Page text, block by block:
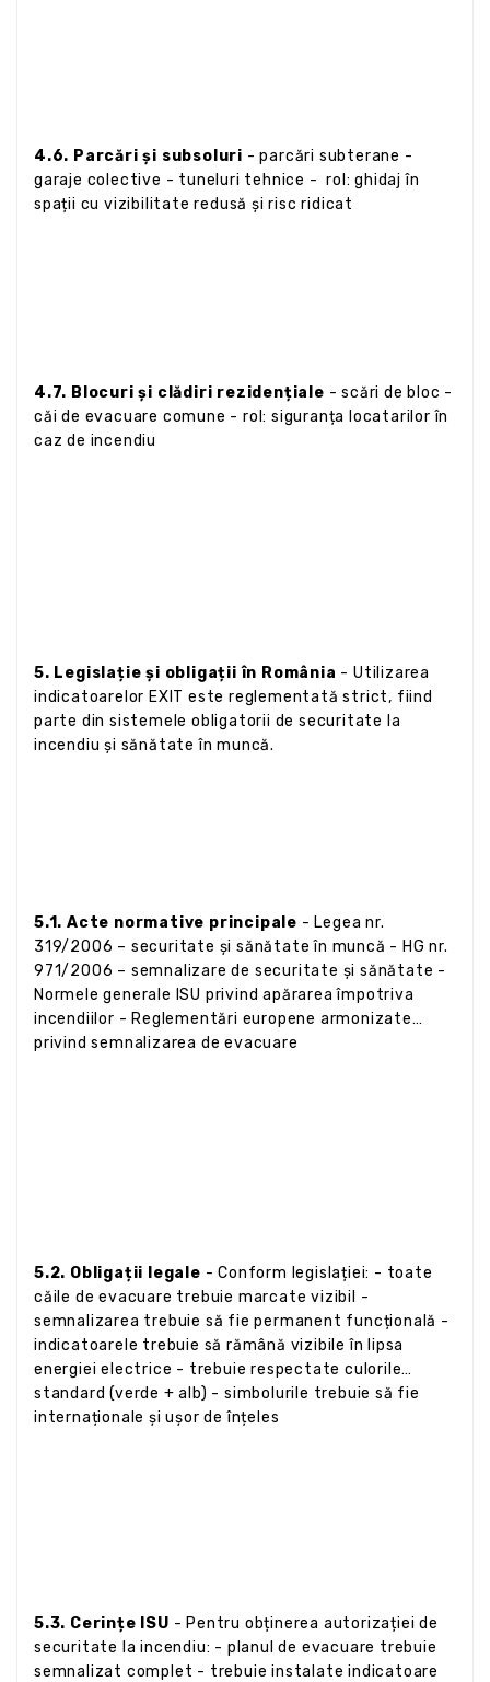
4.6. Parcări și subsoluri - parcări subterane -
garaje colective - tuneluri tehnice - rol: ghidaj în
spații cu vizibilitate redusă și risc ridicat
4.7. Blocuri și clădiri rezidențiale - scări de bloc -
căi de evacuare comune - rol: siguranța locatarilor în
caz de incendiu
5. Legislație și obligații în România - Utilizarea
indicatoarelor EXIT este reglementată strict, fiind
parte din sistemele obligatorii de securitate la
incendiu și sănătate în muncă.
5.1. Acte normative principale - Legea nr.
319/2006 – securitate și sănătate în muncă - HG nr.
971/2006 – semnalizare de securitate și sănătate -
Normele generale ISU privind apărarea împotriva
incendiilor - Reglementări europene armonizate
privind semnalizarea de evacuare
5.2. Obligații legale - Conform legislației: - toate
căile de evacuare trebuie marcate vizibil -
semnalizarea trebuie să fie permanent funcțională -
indicatoarele trebuie să rămână vizibile în lipsa
energiei electrice - trebuie respectate culorile
standard (verde + alb) - simbolurile trebuie să fie
internaționale și ușor de înțeles
5.3. Cerințe ISU - Pentru obținerea autorizației de
securitate la incendiu: - planul de evacuare trebuie
semnalizat complet - trebuie instalate indicatoare